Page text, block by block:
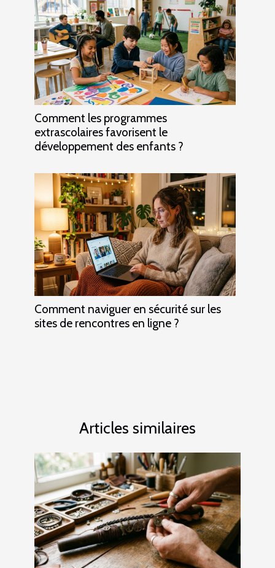
Comment les programmes
extrascolaires favorisent le
développement des enfants ?
Comment naviguer en sécurité sur les
sites de rencontres en ligne ?
Articles similaires